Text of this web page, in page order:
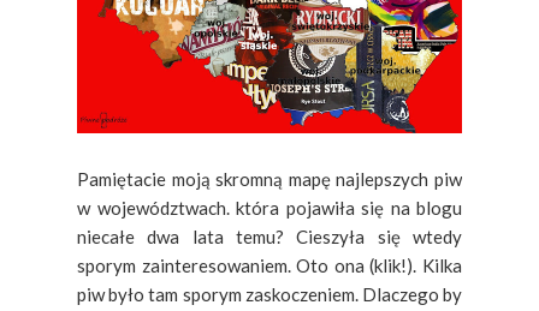
Pamiętacie moją skromną mapę najlepszych piw
w województwach. która pojawiła się na blogu
niecałe dwa lata temu? Cieszyła się wtedy
sporym zainteresowaniem. Oto ona (klik!). Kilka
piw było tam sporym zaskoczeniem. Dlaczego by